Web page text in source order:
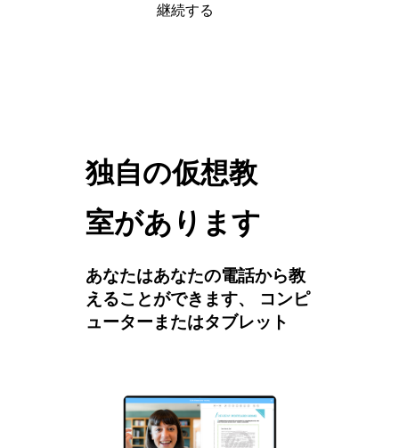
継続する
独自の仮想教
室があります
あなたはあなたの電話から教
えることができます、 コンピ
ューターまたはタブレット